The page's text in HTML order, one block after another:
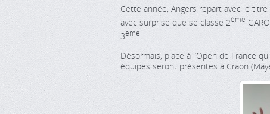
Cette année, Angers repart avec le
avec surprise que se classe 2ème
3ème
Désormais, place à l’Open de France
équipes seront présentes à Craon